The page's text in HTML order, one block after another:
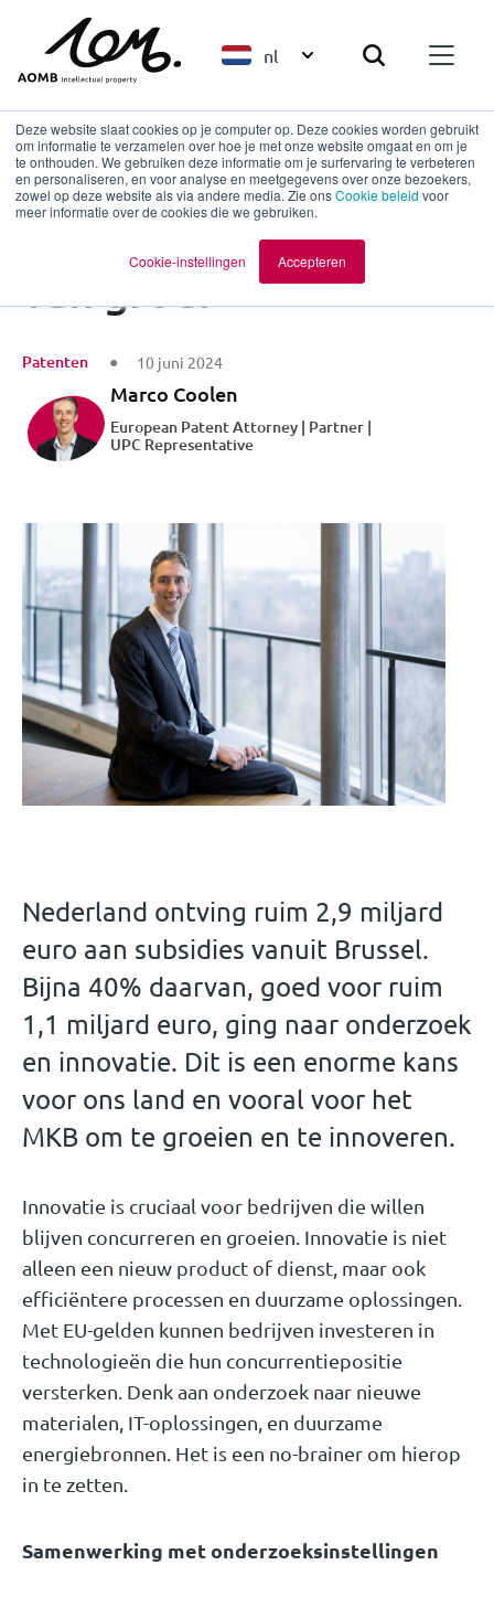
Deze website slaat cookies op je computer op. Deze cookies worden gebruikt
om informatie te verzamelen over hoe je met onze website omgaat en om je
te onthouden. We gebruiken deze informatie om je surfervaring te verbeteren
en personaliseren, en voor analyse en meetgegevens over onze bezoekers,
zowel op deze website als via andere media. Zie onsCookie beleid voor
meer informatie over de cookies die we gebruiken.
Cookie-instellingen Accepteren
nl
Terug naar overzicht
Innovatie als motor
van groei
Patenten 10 juni 2024
Marco Coolen
European Patent Attorney | Partner |
UPC Representative
Nederland ontving ruim 2,9 miljard
euro aan subsidies vanuit Brussel.
Bijna 40% daarvan, goed voor ruim
1,1 miljard euro, ging naar onderzoek
en innovatie. Dit is een enorme kans
voor ons land en vooral voor het
MKB om te groeien en te innoveren.
Innovatie is cruciaal voor bedrijven die willen
blijven concurreren en groeien. Innovatie is niet
alleen een nieuw product of dienst, maar ook
efficiëntere processen en duurzame oplossingen.
Met EU-gelden kunnen bedrijven investeren in
technologieën die hun concurrentiepositie
versterken. Denk aan onderzoek naar nieuwe
materialen, IT-oplossingen, en duurzame
energiebronnen. Het is een no-brainer om hierop
in te zetten.
Samenwerking met onderzoeksinstellingen